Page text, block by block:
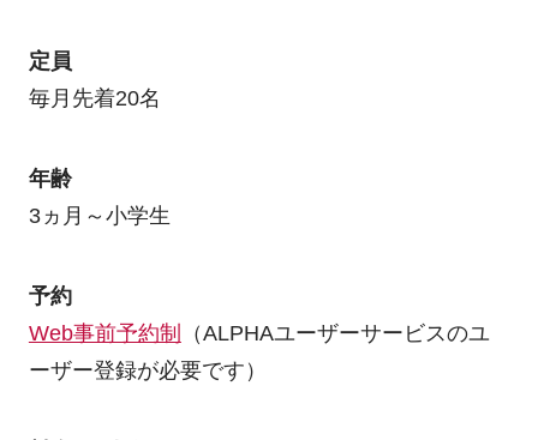
定員
毎月先着20名
年齢
3ヵ月～小学生
予約
Web事前予約制
（ALPHAユーザーサービスのユ
ーザー登録が必要です）